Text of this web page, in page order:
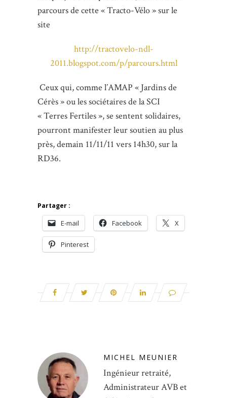
parcours de cette « Tracto-Vélo » sur le
site
http://tractovelo-ndl-
2011.blogspot.com/p/parcours.html
Ceux qui, comme l’AMAP « Jardins de
Cérès » ou les sociétaires de la SCI
« Terres Fertiles », se sentent solidaires,
pourront manifester leur soutien au plus
près, demain 11/11/11 vers 14h30, sur la
RD36.
Partager :
E-mail Facebook X
Pinterest
MICHEL MEUNIER
Ingénieur retraité,
Administrateur AVB et